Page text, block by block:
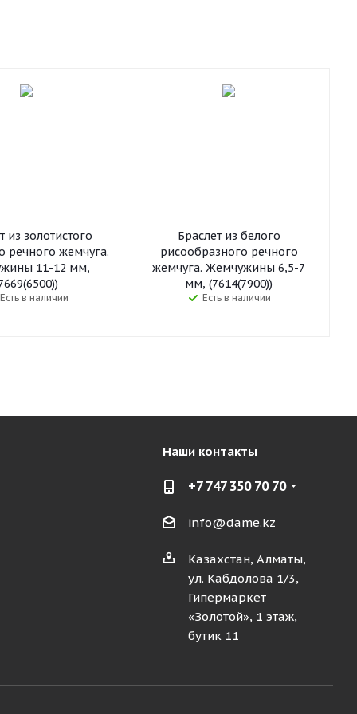
из золотистого
речного жемчуга.
11-12 мм,
Есть в наличии
Браслет из белого
рисообразного речного
жемчуга. Жемчужины 6,5-7
мм, (7614(7900))
Есть в наличии
Наши контакты
+7 747 350 70 70
info@dame.kz
Казахстан, Алматы,
ул. Кабдолова 1/3,
Гипермаркет
«Золотой», 1 этаж,
бутик 11